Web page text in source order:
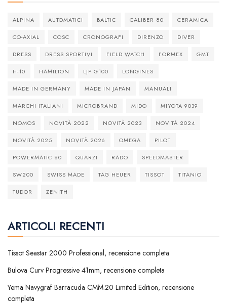
ALPINA AUTOMATICI BALTIC CALIBER 80 CERAMICA
CO-AXIAL COSC CRONOGRAFI DIRENZO DIVER
DRESS DRESS SPORTIVI FIELD WATCH FORMEX GMT
H-10 HAMILTON LJP G100 LONGINES
MADE IN GERMANY MADE IN JAPAN MANUALI
MARCHI ITALIANI MICROBRAND MIDO MIYOTA 9039
NOMOS NOVITÀ 2022 NOVITÀ 2023 NOVITÀ 2024
NOVITÀ 2025 NOVITÀ 2026 OMEGA PILOT
POWERMATIC 80 QUARZI RADO SPEEDMASTER
SW200 SWISS MADE TAG HEUER TISSOT TITANIO
TUDOR ZENITH
ARTICOLI RECENTI
Tissot Seastar 2000 Professional, recensione completa
Bulova Curv Progressive 41mm, recensione completa
Yema Navygraf Barracuda CMM.20 Limited Edition, recensione
completa